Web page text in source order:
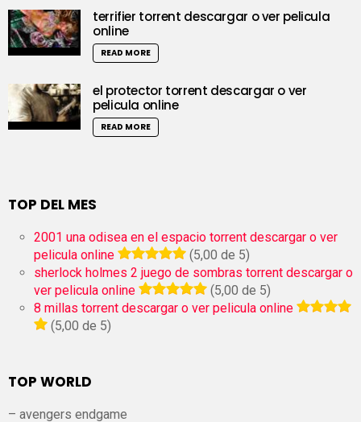
terrifier torrent descargar o ver pelicula
online
READ MORE
el protector torrent descargar o ver
pelicula online
READ MORE
TOP DEL MES
2001 una odisea en el espacio torrent descargar o ver
pelicula online
(5,00 de 5)
sherlock holmes 2 juego de sombras torrent descargar o
ver pelicula online
(5,00 de 5)
8 millas torrent descargar o ver pelicula online
(5,00 de 5)
TOP WORLD
– avengers endgame